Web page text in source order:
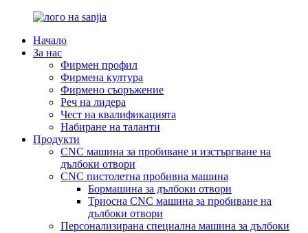
Начало
За нас
Фирмен профил
Фирмена култура
Фирмено съоръжение
Реч на лидера
Чест на квалификацията
Набиране на таланти
Продукти
CNC машина за пробиване и изстъргване на
дълбоки отвори
CNC пистолетна пробивна машина
Бормашина за дълбоки отвори
Триосна CNC машина за пробиване на
дълбоки отвори
Персонализирана специална машина за дълбоки